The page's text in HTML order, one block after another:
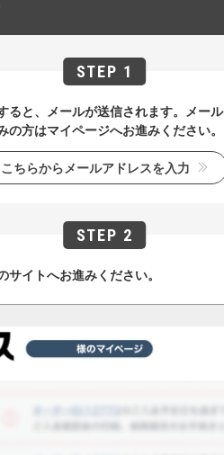
と、メールが送信されます。メー
方はマイページへお進みください。
こちらからメールアドレスを入力
イトへお進みください。